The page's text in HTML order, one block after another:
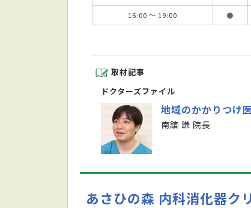
16:00 ～ 19:00
●
取材記事
ドクターズファイル
地域のかかりつけ
南舘 謙 院長
あさひの森 内科消化器ク